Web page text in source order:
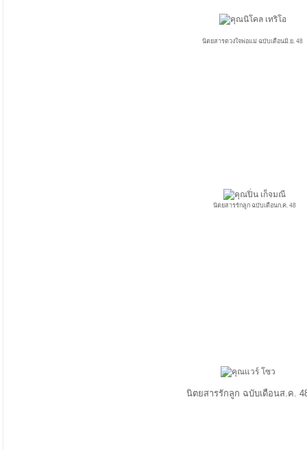
นิตยสารดวงใจพ่อแม่ ฉบับเดือนมิ.ย. 48
นิตยสารรักลูก ฉบับเดือนก.ค. 48
นิตยสารรักลูก ฉบับเดือนส.ค.